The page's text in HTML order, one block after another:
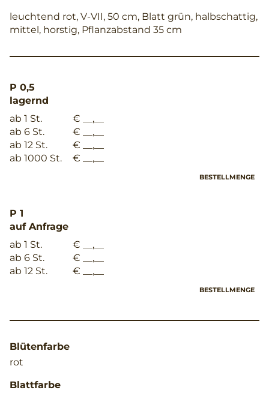
leuchtend rot, V-VII, 50 cm, Blatt grün, halbschattig,
mittel, horstig, Pflanzabstand 35 cm
P 0,5
lagernd
ab 1 St.
€ __,__
ab 6 St.
€ __,__
ab 12 St.
€ __,__
ab 1000 St.
€ __,__
BESTELLMENGE
P 1
auf Anfrage
ab 1 St.
€ __,__
ab 6 St.
€ __,__
ab 12 St.
€ __,__
BESTELLMENGE
Blütenfarbe
rot
Blattfarbe